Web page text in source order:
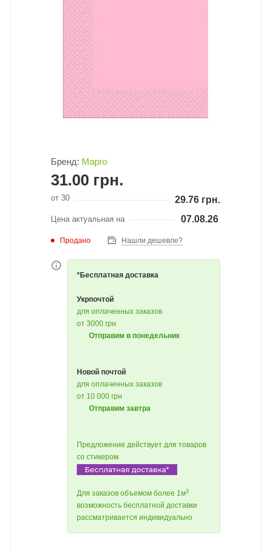
Бренд: Марго
31.00 грн.
от 30 29.76 грн.
Цена актуальная на 07.08.26
Продано Нашли дешевле?
*Бесплатная доставка
Укрпочтой
для оплаченных заказов
от 3000 грн
Отправим в понедельник
Новой почтой
для оплаченных заказов
от 10 000 грн
Отправим завтра
Предложение действует для товаров
со стикером
Для заказов объемом более 1м3
возможность бесплатной доставки
рассматривается индивидуально